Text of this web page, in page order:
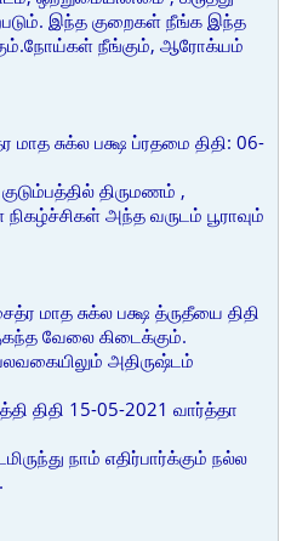
இந்த குறைகள் நீங்க இந்த
நீங்கும், ஆரோக்யம்
சுக்ல பக்ஷ ப்ரதமை திதி: 06-
திருமணம் ,
அந்த வருடம் பூராவும்
மாத சுக்ல பக்ஷ த்ருதீயை திதி
வேலை கிடைக்கும்.
அதிருஷ்டம்
திதி 15-05-2021 வார்த்தா
நாம் எதிர்பார்க்கும் நல்ல